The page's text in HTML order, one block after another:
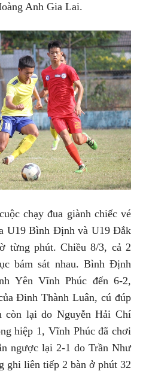
Anh Gia Lai.
chạy đua giành chiếc vé
U19 Bình Định và U19 Đắk
từng phút. Chiều 8/3, cả 2
bám sát nhau. Bình Định
Yên Vĩnh Phúc đến 6-2,
Đinh Thành Luân, cú đúp
còn lại do Nguyễn Hải Chí
hiệp 1, Vĩnh Phúc đã chơi
ngược lại 2-1 do Trần Như
ghi liên tiếp 2 bàn ở phút 32